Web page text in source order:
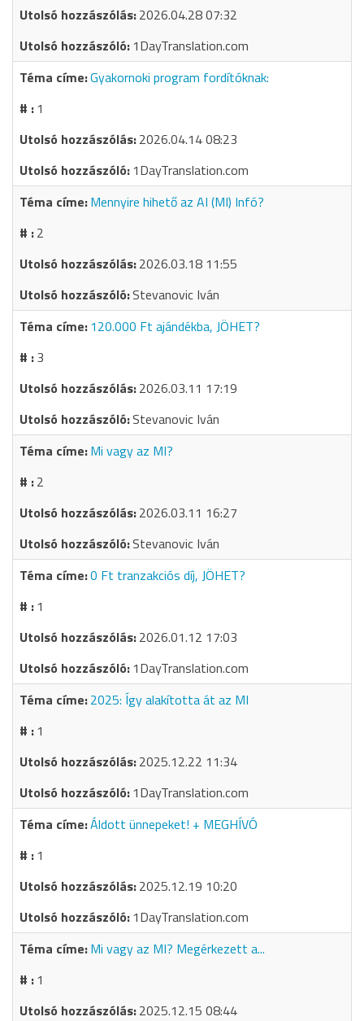
2026.04.28 07:32
1DayTranslation.com
Gyakornoki program fordítóknak:
1
2026.04.14 08:23
1DayTranslation.com
Mennyire hihető az AI (MI) Infó?
2
2026.03.18 11:55
Stevanovic Iván
120.000 Ft ajándékba, JÖHET?
3
2026.03.11 17:19
Stevanovic Iván
Mi vagy az MI?
2
2026.03.11 16:27
Stevanovic Iván
0 Ft tranzakciós díj, JÖHET?
1
2026.01.12 17:03
1DayTranslation.com
2025: Így alakította át az MI
1
2025.12.22 11:34
1DayTranslation.com
Áldott ünnepeket! + MEGHÍVÓ
1
2025.12.19 10:20
1DayTranslation.com
Mi vagy az MI? Megérkezett a...
1
2025.12.15 08:44